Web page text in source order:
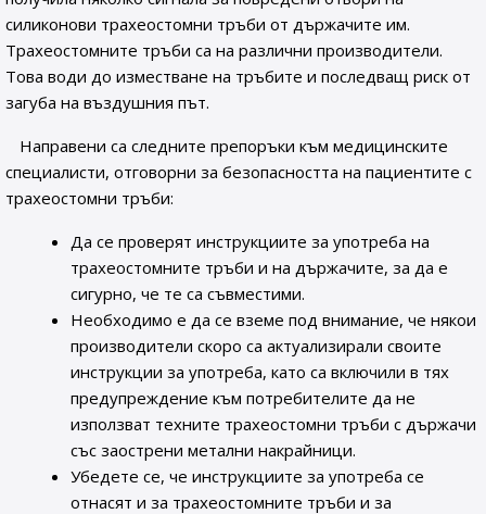
силиконови трахеостомни тръби от държачите им.
Трахеостомните тръби са на различни производители.
Това води до изместване на тръбите и последващ риск от
загуба на въздушния път.
Направени са следните препоръки към медицинските
специалисти, отговорни за безопасността на пациентите с
трахеостомни тръби:
Да се проверят инструкциите за употреба на
трахеостомните тръби и на държачите, за да е
сигурно, че те са съвместими.
Необходимо е да се вземе под внимание, че някои
производители скоро са актуализирали своите
инструкции за употреба, като са включили в тях
предупреждение към потребителите да не
използват техните трахеостомни тръби с държачи
със заострени метални накрайници.
Убедете се, че инструкциите за употреба се
отнасят и за трахеостомните тръби и за